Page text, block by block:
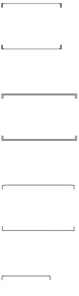
┎┈┈┈┈┈┈┈┈┈┈┈┈┈┈┒
┖┈┈┈┈┈┈┈┈┈┈┈┈┈┈┚
╔══════════════╗
╚══════════════╝
┌╌╌╌╌╌╌╌╌╌╌╌╌╌╌╌╌╌┐
└╌╌╌╌╌╌╌╌╌╌╌╌╌╌╌╌╌┘
╭─────────╮